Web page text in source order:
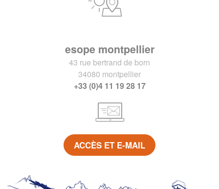
esope montpellier
43 rue bertrand de born
34080 montpellier
+33 (0)4 11 19 28 17
ACCÈS ET E-MAIL